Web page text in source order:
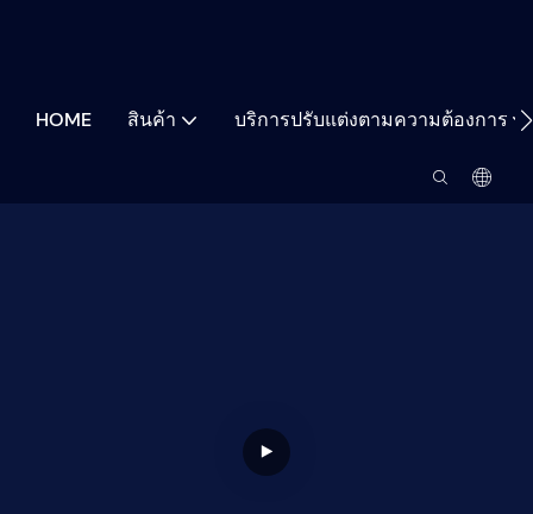
HOME สินค้า บริการปรับแต่งตามความต้องการ